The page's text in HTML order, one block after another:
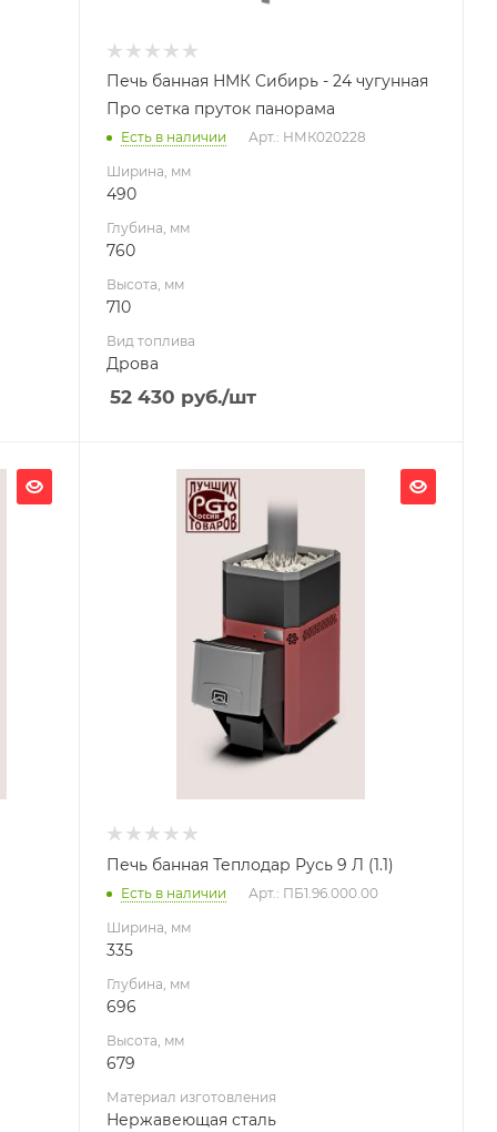
12
Печь банная НМК Сибирь - 24 чугунная
Про сетка пруток панорама
Есть в наличии Арт.: НМК020228
Ширина, мм
490
Глубина, мм
760
Высота, мм
710
Вид топлива
Дрова
52 430 руб./шт
Ширина, мм
Глубина, мм
Материал изготовления
Нержавеющая сталь
Вид топлива
Диаметр дымохода, мм
370
Масса камней, кг
25
Гарантия, мес.
60
Печь банная Теплодар Русь 9 Л (1.1)
Есть в наличии Арт.: ПБ1.96.000.00
Ширина, мм
335
Глубина, мм
696
Высота, мм
679
Материал изготовления
Нержавеющая сталь